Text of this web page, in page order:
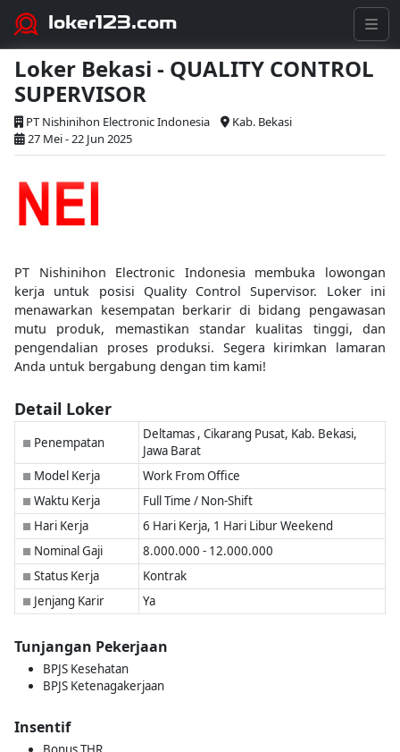
loker123.com
Loker Bekasi - QUALITY CONTROL
SUPERVISOR
PT Nishinihon Electronic Indonesia
Kab. Bekasi
27 Mei - 22 Jun 2025
PT Nishinihon Electronic Indonesia membuka lowongan
kerja untuk posisi Quality Control Supervisor. Loker ini
menawarkan kesempatan berkarir di bidang pengawasan
mutu produk, memastikan standar kualitas tinggi, dan
pengendalian proses produksi. Segera kirimkan lamaran
Anda untuk bergabung dengan tim kami!
Detail Loker
■ Penempatan
Deltamas , Cikarang Pusat, Kab. Bekasi,
Jawa Barat
■ Model Kerja Work From Office
■ Waktu Kerja Full Time / Non-Shift
■ Hari Kerja 6 Hari Kerja, 1 Hari Libur Weekend
■ Nominal Gaji 8.000.000 - 12.000.000
■ Status Kerja Kontrak
■ Jenjang Karir Ya
Tunjangan Pekerjaan
BPJS Kesehatan
BPJS Ketenagakerjaan
Insentif